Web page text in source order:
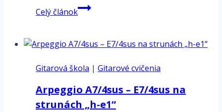
Celý článokArpeggio
D#dim9b
strunách
h-
Gitarová škola | Gitarové cvičenia
Arpeggio A7/4sus – E7/4sus na
strunách „h-e1“